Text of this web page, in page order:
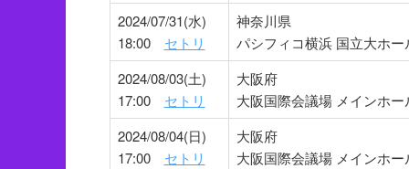
2024/07/31(水)
18:00 セトリ
神奈川県
パシフィコ横浜 国立大ホー
2024/08/03(土)
17:00 セトリ
大阪府
大阪国際会議場 メインホー
2024/08/04(日)
17:00 セトリ
大阪府
大阪国際会議場 メインホー